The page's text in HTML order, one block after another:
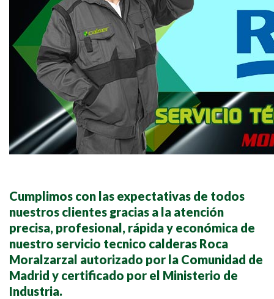
Cumplimos con las expectativas de todos
nuestros clientes gracias a la atención
precisa, profesional, rápida y económica de
nuestro servicio tecnico calderas Roca
Moralzarzal autorizado por la Comunidad de
Madrid y certificado por el Ministerio de
Industria.